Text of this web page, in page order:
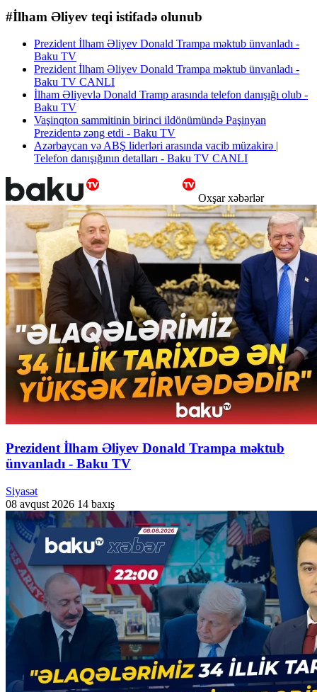
#İlham Əliyev teqi istifadə olunub
Prezident İlham Əliyev Donald Trampa məktub ünvanladı -
Baku TV
Prezident İlham Əliyev Donald Trampa məktub ünvanladı -
Baku TV CANLI
İlham Əliyevlə Donald Tramp arasında telefon danışığı olub -
Baku TV
Vaşinqton sammitinin birinci ildönümündə Paşinyan
Prezidentə zəng etdi - Baku TV
Azərbaycan və ABŞ liderləri arasında vacib müzakirə |
Telefon danışığının detalları - Baku TV CANLI
Oxşar xəbərlər
Prezident İlham Əliyev Donald Trampa məktub
ünvanladı - Baku TV
Siyasət
08 avqust 2026 14 baxış